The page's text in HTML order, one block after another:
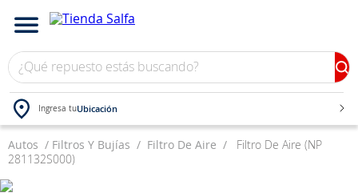
¿Qué repuesto estás buscando?
Ingresa tuUbicación
Autos Filtros Y Bujías Filtro De Aire
Filtro De Aire (NP
281132S000)
TÉRMINOS MÁS BUSCADOS